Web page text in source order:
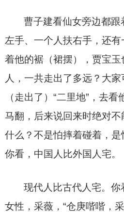
曹子建看仙女旁边都
左手、一个人扶右手，还
着他的裾（裙摆），贾宝
人，一共走出了多远？大家
（走出了）“二里地”，去
马翻，后来说回来时绝对
什么？不是怕摔着碰着，
你看，中国人比外国人宅。
现代人比古代人宅。
女性，采薇，“仓庚喈喈，